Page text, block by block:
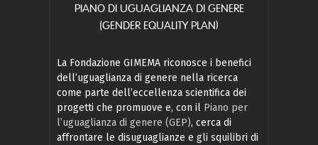
PIANO DI UGUAGLIANZA DI GENERE
(GENDER EQUALITY PLAN)
La Fondazione GIMEMA riconosce i benefici
dell’uguaglianza di genere nella ricerca
come parte dell’eccellenza scientifica dei
progetti che promuove e, con il Piano per
l’uguaglianza di genere (GEP), cerca di
affrontare le disuguaglianze e gli squilibri di